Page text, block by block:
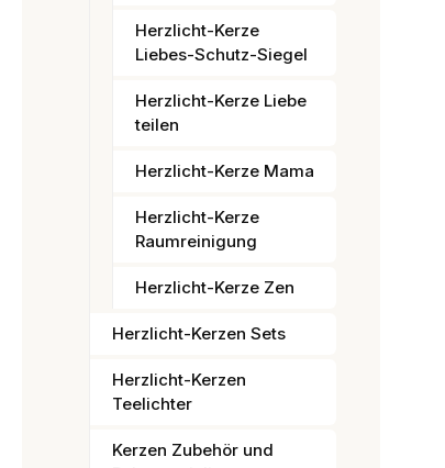
Herzlicht-Kerze
Liebes-Schutz-Siegel
Herzlicht-Kerze Liebe
teilen
Herzlicht-Kerze Mama
Herzlicht-Kerze
Raumreinigung
Herzlicht-Kerze Zen
Herzlicht-Kerzen Sets
Herzlicht-Kerzen
Teelichter
Kerzen Zubehör und